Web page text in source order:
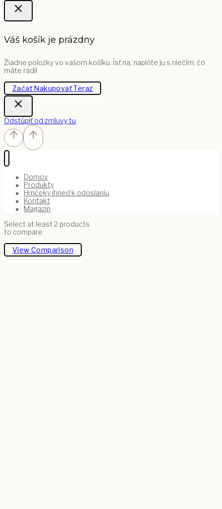
Váš košík je prázdny
Žiadne položky vo vašom košíku. Ísť na, naplňte ju s niečím, čo
máte radi!
Začať Nakupovať Teraz
Odstúpiť od zmluvy tu
Domov
Produkty
Hrnčeky ihneď k odoslaniu
Kontakt
Magazín
Select at least 2 products
to compare
View Comparison